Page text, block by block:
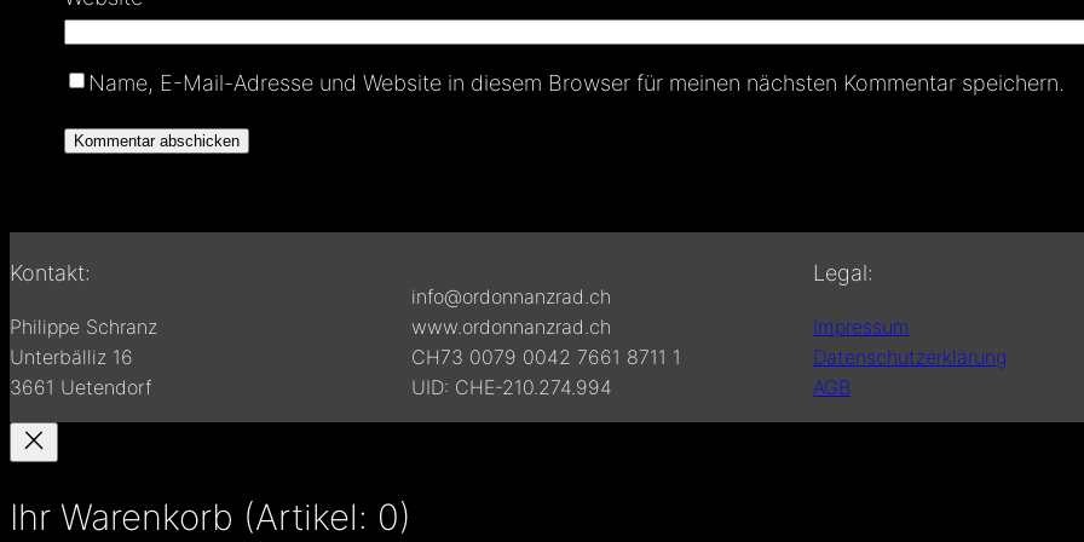
Name, E-Mail-Adresse und Website in diesem Browser für meinen nächsten Kommentar speichern.
Kontakt:
Philippe Schranz
Unterbälliz 16
3661 Uetendorf
info@ordonnanzrad.ch
www.ordonnanzrad.ch
CH73 0079 0042 7661 8711 1
UID: CHE-210.274.994
Legal:
Impressum
Datenschutzerklärung
AGB
Ihr Warenkorb (Artikel: 0)